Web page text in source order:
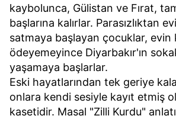
Çerezlere ilişkin tercihlerinizi aşağıda
vasıtasıyla belirleyebilirsiniz. Çerezlere
için Ayarlar butonuna tıklayabilir,
Metnimiziziyaret edebilirsiniz.
6698 sayılı Kişisel Verilerin Korunması
hazırlanmış Aydınlatma Metnimizi
ilgili mevzuata uygun olarak kullanılan
kaybolunca, Gülistan ve Fırat,
başlarına kalırlar. Parasızlıktan
satmaya başlayan çocuklar, evin
ödeyemeyince Diyarbakır'ın
yaşamaya başlarlar.
Eski hayatlarından tek geriye
onlara kendi sesiyle kayıt etmiş
kasetidir. Masal "Zilli Kurdu"